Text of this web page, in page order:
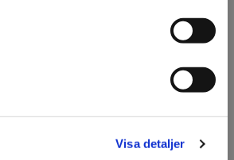
Visa detaljer
Finns i lager